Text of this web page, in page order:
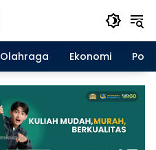
Olahraga Ekonomi